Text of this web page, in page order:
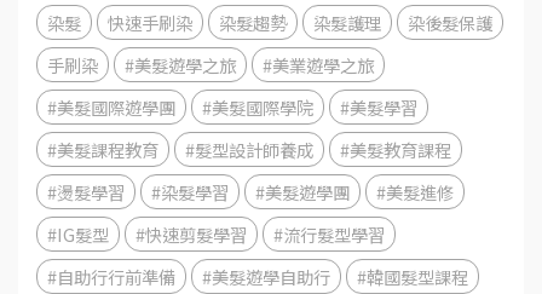
染髮
快速手刷染 染髮趨勢 染髮護理
染後髮保護
手刷染
#美髮遊學之旅
#美業遊學之旅
#美髮國際遊學團
#美髮國際學院
#美髮學習
#美髮課程教育
#髮型設計師養成
#美髮教育課程
#燙髮學習
#染髮學習 #美髮遊學團
#美髮進修
#IG髮型
#快速剪髮學習
#流行髮型學習
#自助行行前準備
#美髮遊學自助行
#韓國髮型課程